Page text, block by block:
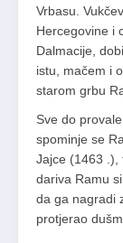
Vrbasu.
Hercegovine i
Dalmacije,
istu, mačem i
starom grbu
Sve do
spominje se
Jajce (1463 .),
dariva Ramu
da ga nagradi
protjerao